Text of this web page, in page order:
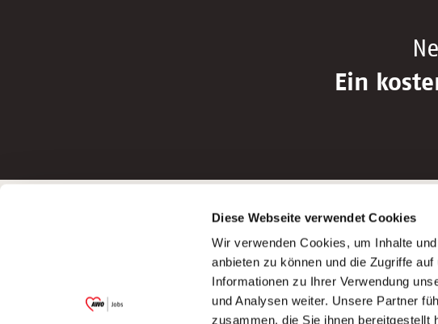
Diese Webseite verwendet Cookies
Wir verwenden Cookies, um Inhalte
anbieten zu können und die Zugriffe
Informationen zu Ihrer Verwendung
und Analysen weiter. Unsere Partner
zusammen, die Sie ihnen bereitgestellt
Ein
Garitz Bewirtschaftungsbetriebe GmbH
(Ein Tochterunternehmen des AWO
Bezirksverbandes Unterfranken e.V.)
Bewerbungstipps
Bewerbung als
Bewerbung als
Bewerbung als
Bewerbung als Erzieher*in